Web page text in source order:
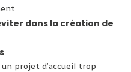
dans la création de
un projet d’accueil trop